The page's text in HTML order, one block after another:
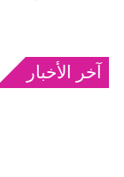
آخر الأخبار